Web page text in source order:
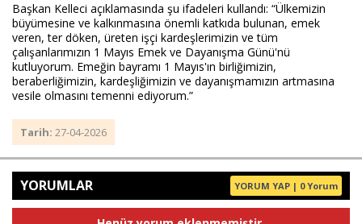
Başkan Kelleci açıklamasında şu ifadeleri kullandı: “Ülkemizin
büyümesine ve kalkınmasına önemli katkıda bulunan, emek
veren, ter döken, üreten işçi kardeşlerimizin ve tüm
çalışanlarımızın 1 Mayıs Emek ve Dayanışma Günü'nü
kutluyorum. Emeğin bayramı 1 Mayıs'ın birliğimizin,
beraberliğimizin, kardeşliğimizin ve dayanışmamızın artmasına
vesile olmasını temenni ediyorum.”
Tarih: 27-04-2026
YORUMLAR YORUM YAP | 0 Yorum